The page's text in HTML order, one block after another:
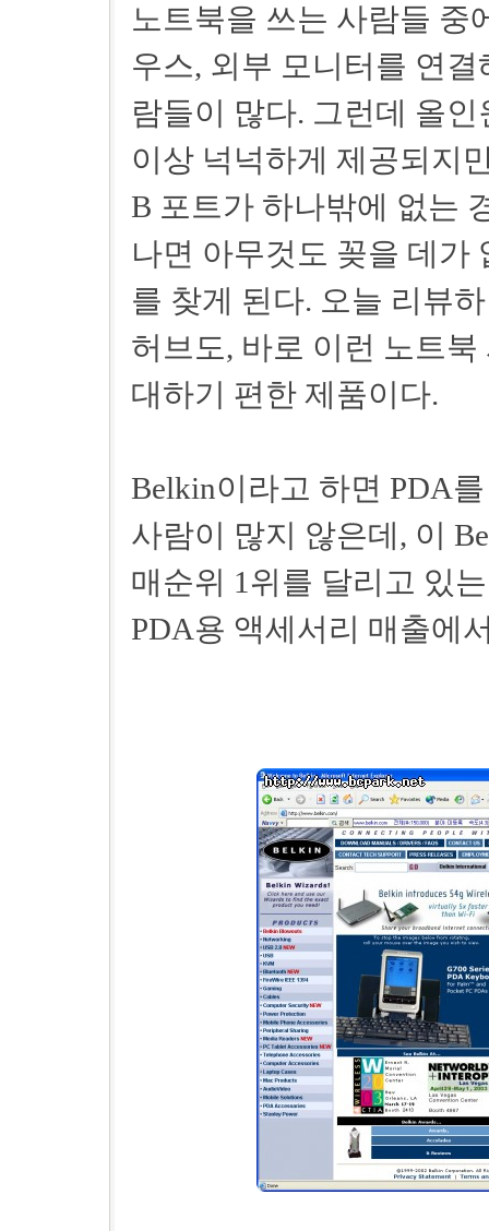
노트북을 쓰는 사람들 중
우스, 외부 모니터를 연
람들이 많다. 그런데 올
이상 넉넉하게 제공되지
B 포트가 하나밖에 없는
나면 아무것도 꽂을 데가
를 찾게 된다. 오늘 리뷰
허브도, 바로 이런 노트
대하기 편한 제품이다.
Belkin이라고 하면 PDA
사람이 많지 않은데, 이
매순위 1위를 달리고 있
PDA용 액세서리 매출에